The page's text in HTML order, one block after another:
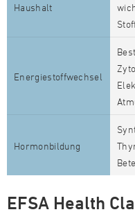
Haushalt
Energiestoffwechsel
Hormonbildung
EFSA Health